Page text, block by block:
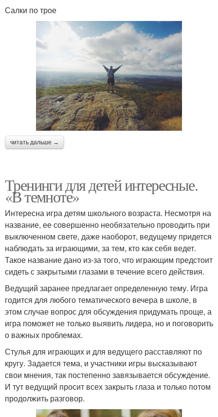
Салки по трое
читать дальше →
Тренинги для детей интересные.
«В темноте»
Интересна игра детям школьного возраста. Несмотря на
название, ее совершенно необязательно проводить при
выключенном свете, даже наоборот, ведущему придется
наблюдать за играющими, за тем, кто как себя ведет.
Такое название дано из-за того, что играющим предстоит
сидеть с закрытыми глазами в течение всего действия.
Ведущий заранее предлагает определенную тему. Игра
годится для любого тематического вечера в школе, в
этом случае вопрос для обсуждения придумать проще, а
игра поможет не только выявить лидера, но и поговорить
о важных проблемах.
Стулья для играющих и для ведущего расставляют по
кругу. Задается тема, и участники игры высказывают
свои мнения, так постепенно завязывается обсуждение.
И тут ведущий просит всех закрыть глаза и только потом
продолжить разговор.